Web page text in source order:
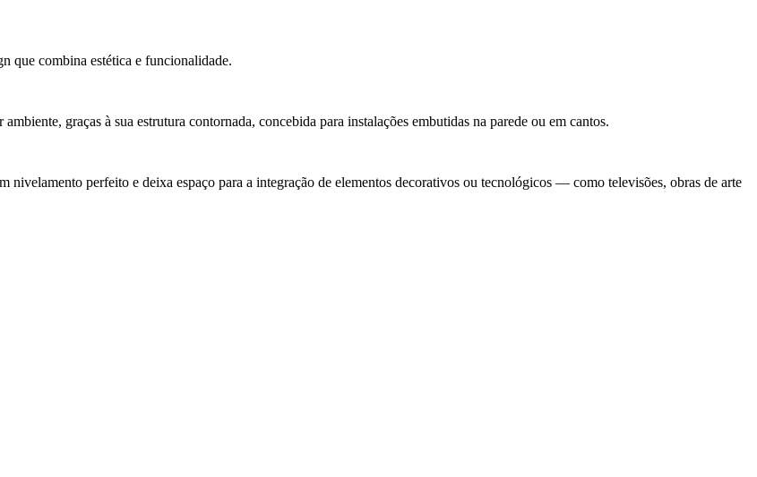
que combina estética e funcionalidade.
graças à sua estrutura contornada, concebida para instalações embutidas na parede ou em cantos.
perfeito e deixa espaço para a integração de elementos decorativos ou tecnológicos — como televisões, obras de arte